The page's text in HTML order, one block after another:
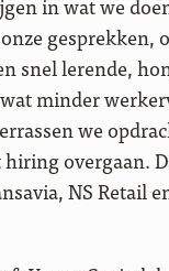
gesprekken,
snel lerende,
minder
we
overgaan.
NS Retail